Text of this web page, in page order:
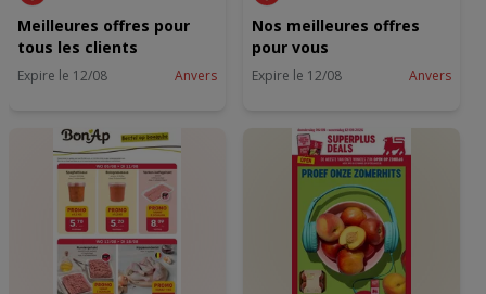
Meilleures offres pour
tous les clients
Expire le 12/08 Anvers
Nos meilleures offres
pour vous
Expire le 12/08 Anvers